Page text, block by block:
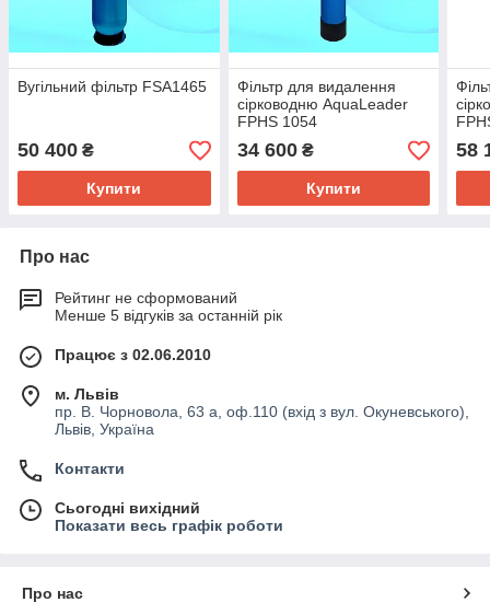
Вугільний фільтр FSA1465
50 400 ₴
Купити
Фільтр для видалення
сірководню AquaLeader
FPHS 1054
34 600₴
Купити
58
Про нас
Рейтинг не сформований
Менше 5 відгуків за останній рік
Працює з 02.06.2010
м. Львів
пр. В. Чорновола, 63 а, оф.110 (вхід з вул. Окуневського),
Львів, Україна
Контакти
Сьогодні вихідний
Показати весь графік роботи
Про нас